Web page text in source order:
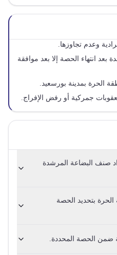
وعدم تجاوزها.
بعد انتهاء الحصة إلا بعد موافقة
الحرة بمدينة بورسعيد.
جمركية أو رفض الإفراج.
صنف البضاعة المرشدة
الحرة بتحديد الحصة
ضمن الحصة المحددة.